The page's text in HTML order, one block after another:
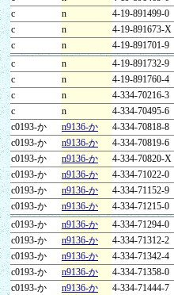
c
n 4-19-891499-0
c
n 4-19-891673-X
c
n 4-19-891701-9
c
n 4-19-891732-9
c
n 4-19-891760-4
c
n 4-334-70216-3
c
n 4-334-70495-6
c0193-か
n9136-か 4-334-70818-8
c0193-か
n9136-か 4-334-70819-6
c0193-か
n9136-か 4-334-70820-X
c0193-か
n9136-か 4-334-71022-0
c0193-か
n9136-か 4-334-71152-9
c0193-か
n9136-か 4-334-71215-0
c0193-か
n9136-か 4-334-71294-0
c0193-か
n9136-か 4-334-71312-2
c0193-か
n9136-か 4-334-71342-4
c0193-か
n9136-か 4-334-71358-0
c0193-か
n9136-か 4-334-71444-7